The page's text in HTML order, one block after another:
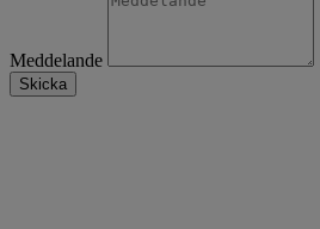
Meddelande
Skicka